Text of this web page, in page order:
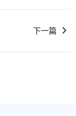
下一篇